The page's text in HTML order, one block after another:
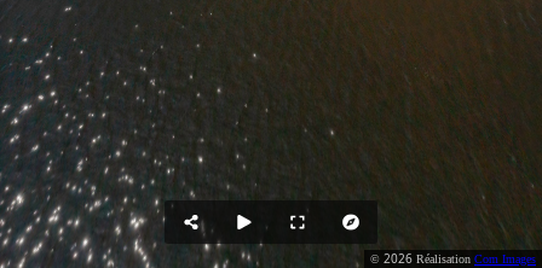
© 2026 Réalisation Com Images